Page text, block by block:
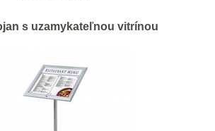
s uzamykateľnou vitrínou